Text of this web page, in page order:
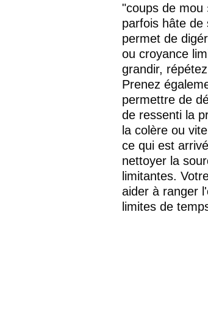
"coups de mou
parfois hâte de
permet de
ou croyance
grandir,
Prenez
permettre de
de ressenti la
la colère ou
ce qui est
nettoyer la
limitantes.
aider à ranger
limites de